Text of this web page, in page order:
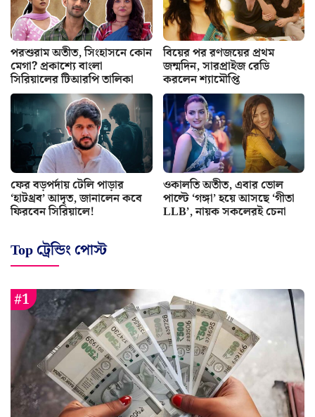
পরশুরাম অতীত, সিংহাসনে কোন
মেগা? প্রকাশ্যে বাংলা
সিরিয়ালের টিআরপি তালিকা
বিয়ের পর রণজয়ের প্রথম
জন্মদিন, সারপ্রাইজ রেডি
করলেন শ্যামৌপ্তি
ফের বড়পর্দায় টেলি পাড়ার
‘হাটথ্রব’ আদৃত, জানালেন কবে
ফিরবেন সিরিয়ালে!
ওকালতি অতীত, এবার ভোল
পাল্টে ‘গঙ্গা’ হয়ে আসছে ‘গীতা
LLB’, নায়ক সকলেরই চেনা
Top ট্রেন্ডিং পোস্ট